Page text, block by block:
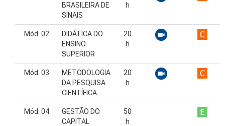
BRASILEIRA DE
SINAIS
h
Mód. 02
DIDÁTICA DO
ENSINO
SUPERIOR
20
h
Mód. 03
METODOLOGIA
DA PESQUISA
CIENTÍFICA
20
h
Mód. 04
GESTÃO DO
CAPITAL
50
h